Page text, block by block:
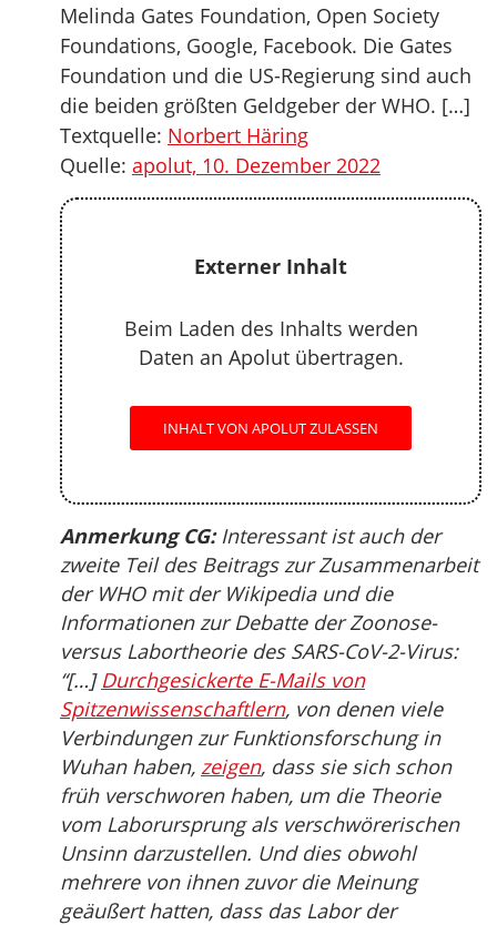
Melinda Gates Foundation, Open Society
Foundations, Google, Facebook. Die Gates
Foundation und die US-Regierung sind auch
die beiden größten Geldgeber der WHO. […]
Textquelle: Norbert Häring
Quelle: apolut, 10. Dezember 2022
Externer Inhalt
Beim Laden des Inhalts werden
Daten an Apolut übertragen.
INHALT VON APOLUT ZULASSEN
Anmerkung CG:Interessant ist auch der
zweite Teil des Beitrags zur Zusammenarbeit
der WHO mit der Wikipedia und die
Informationen zur Debatte der Zoonose-
versus Labortheorie des SARS-CoV-2-Virus:
“[…]Durchgesickerte E-Mails von
Spitzenwissenschaftlern, von denen viele
Verbindungen zur Funktionsforschung in
Wuhan haben, zeigen, dass sie sich schon
früh verschworen haben, um die Theorie
vom Laborursprung als verschwörerischen
Unsinn darzustellen. Und dies obwohl
mehrere von ihnen zuvor die Meinung
geäußert hatten, dass das Labor der